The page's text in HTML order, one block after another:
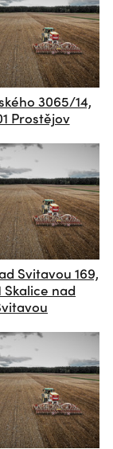
3065/14,
Prostějov
Svitavou 169,
Skalice nad